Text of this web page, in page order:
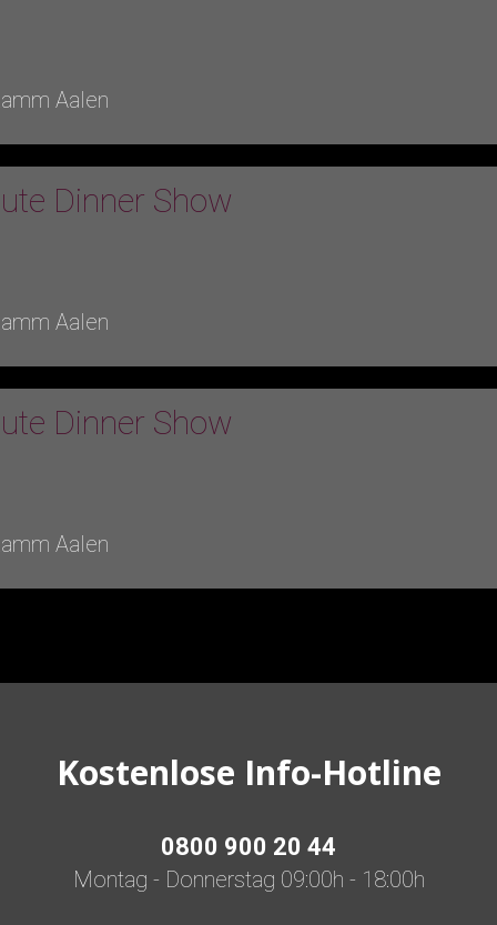
Aalen
Dinner Show
Aalen
Dinner Show
Aalen
Kostenlose Info-Hotline
0800 900 20 44
Montag - Donnerstag 09:00h - 18:00h